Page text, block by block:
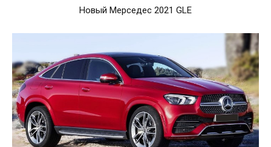
Новый Мерседес 2021 GLE